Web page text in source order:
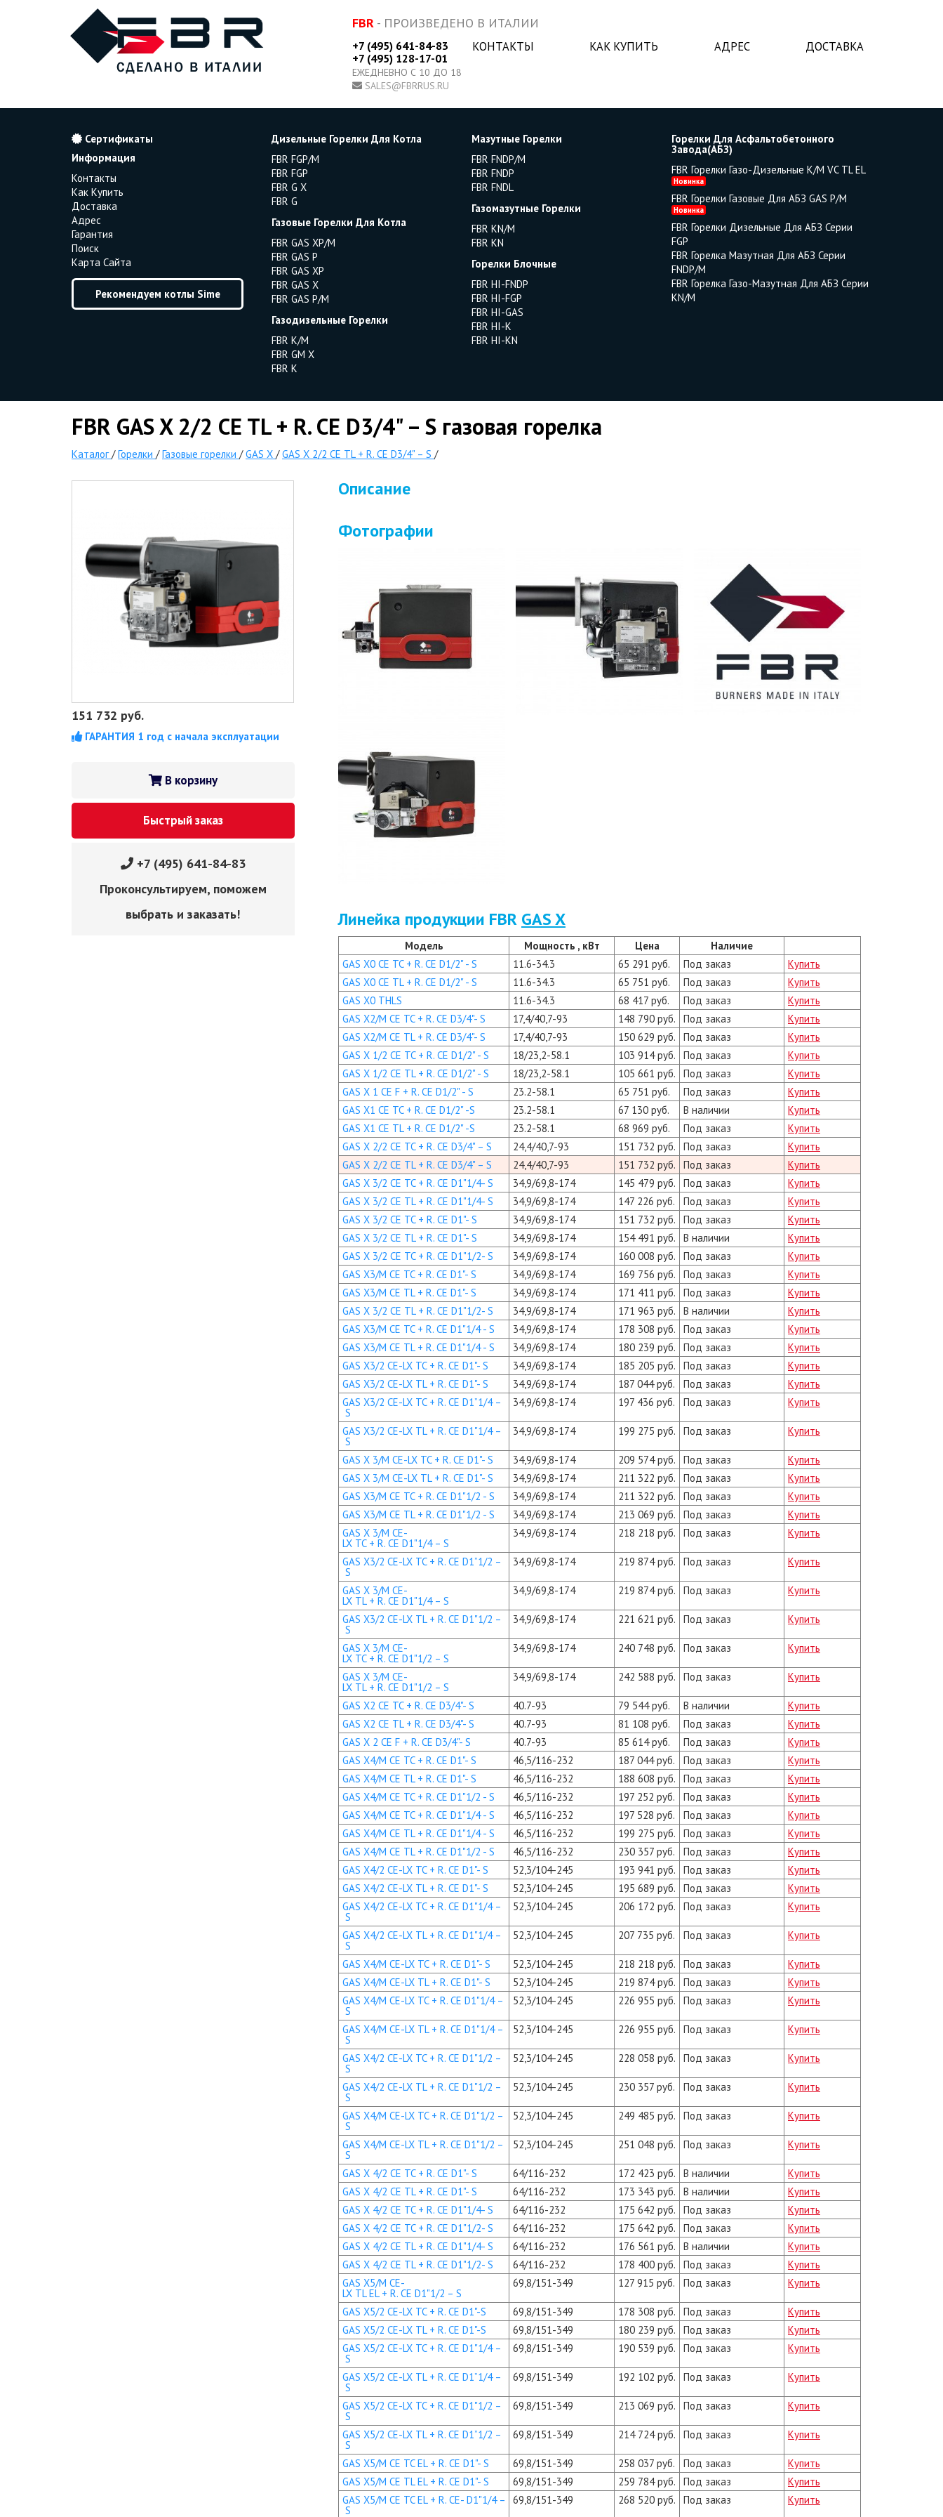
FBR- ПРОИЗВЕДЕНО В ИТАЛИИ
+7 (495) 641-84-83
+7 (495) 128-17-01
ЕЖЕДНЕВНО С 10 ДО 18
SALES@FBRRUS.RU
КОНТАКТЫ КАК КУПИТЬ АДРЕС ДОСТАВКА
Сертификаты
Информация
Контакты
Как Купить
Доставка
Адрес
Гарантия
Поиск
Карта Сайта
Рекомендуем котлы Sime
Дизельные Горелки Для Котла
FBR FGP/M
FBR FGP
FBR G X
FBR G
Газовые Горелки Для Котла
FBR GAS XP/M
FBR GAS P
FBR GAS XP
FBR GAS X
FBR GAS P/M
Газодизельные Горелки
FBR K/M
FBR GM X
FBR K
Мазутные Горелки
FBR FNDP/M
FBR FNDP
FBR FNDL
Газомазутные Горелки
FBR KN/M
FBR KN
Горелки Блочные
FBR HI-FNDP
FBR HI-FGP
FBR HI-GAS
FBR HI-K
FBR HI-KN
Горелки Для Асфальтобетонного
Завода(АБЗ)
FBR Горелки Газо-Дизельные K/M VC TL EL
Новинка
FBR Горелки Газовые Для АБЗ GAS P/M
Новинка
FBR Горелки Дизельные Для АБЗ Серии
FGP
FBR Горелка Мазутная Для АБЗ Серии
FNDP/M
FBR Горелка Газо-Мазутная Для АБЗ Серии
KN/M
FBR GAS X 2/2 CE TL + R. CE D3/4" – S газовая горелка
Каталог /Горелки /Газовые горелки /GAS X /GAS X 2/2 CE TL + R. CE D3/4" – S /
151 732 руб.
ГАРАНТИЯ 1 год с начала эксплуатации
В корзину
Быстрый заказ
+7 (495) 641-84-83
Проконсультируем, поможем
выбрать и заказать!
Описание
Фотографии
Линейка продукции FBR GAS X
Модель Мощность , кВт Цена
Наличие
GAS X0 CE TC + R. CE D1/2" - S
11.6-34.3 65 291 руб. Под заказ
Купить
GAS X0 CE TL + R. CE D1/2" - S
11.6-34.3 65 751 руб. Под заказ
Купить
GAS X0 THLS
11.6-34.3 68 417 руб. Под заказ
Купить
GAS X2/M CE TC + R. CE D3/4"- S
17,4/40,7-93 148 790 руб. Под заказ
Купить
GAS X2/M CE TL + R. CE D3/4"- S
17,4/40,7-93 150 629 руб. Под заказ
Купить
GAS X 1/2 CE TC + R. CE D1/2" - S
18/23,2-58.1 103 914 руб. Под заказ
Купить
GAS X 1/2 CE TL + R. CE D1/2" - S
18/23,2-58.1 105 661 руб. Под заказ
Купить
GAS X 1 CE F + R. CE D1/2" - S
23.2-58.1 65 751 руб. Под заказ
Купить
GAS X1 CE TC + R. CE D1/2" -S
23.2-58.1 67 130 руб. В наличии
Купить
GAS X1 CE TL + R. CE D1/2" -S
23.2-58.1 68 969 руб. Под заказ
Купить
GAS X 2/2 CE TC + R. CE D3/4" – S
24,4/40,7-93 151 732 руб. Под заказ
Купить
GAS X 2/2 CE TL + R. CE D3/4" – S
24,4/40,7-93 151 732 руб. Под заказ
Купить
GAS X 3/2 CE TC + R. CE D1"1/4- S
34,9/69,8-174 145 479 руб. Под заказ
Купить
GAS X 3/2 CE TL + R. CE D1"1/4- S
34,9/69,8-174 147 226 руб. Под заказ
Купить
GAS X 3/2 CE TC + R. CE D1"- S
34,9/69,8-174 151 732 руб. Под заказ
Купить
GAS X 3/2 CE TL + R. CE D1"- S
34,9/69,8-174 154 491 руб. В наличии
Купить
GAS X 3/2 CE TC + R. CE D1"1/2- S
34,9/69,8-174 160 008 руб. Под заказ
Купить
GAS X3/M CE TC + R. CE D1"- S
34,9/69,8-174 169 756 руб. Под заказ
Купить
GAS X3/M CE TL + R. CE D1"- S
34,9/69,8-174 171 411 руб. Под заказ
Купить
GAS X 3/2 CE TL + R. CE D1"1/2- S
34,9/69,8-174 171 963 руб. В наличии
Купить
GAS X3/M CE TC + R. CE D1"1/4 - S
34,9/69,8-174 178 308 руб. Под заказ
Купить
GAS X3/M CE TL + R. CE D1"1/4 - S
34,9/69,8-174 180 239 руб. Под заказ
Купить
GAS X3/2 CE-LX TC + R. CE D1"- S
34,9/69,8-174 185 205 руб. Под заказ
Купить
GAS X3/2 CE-LX TL + R. CE D1"- S
34,9/69,8-174 187 044 руб. Под заказ
Купить
GAS X3/2 CE-LX TC + R. CE D1”1/4 –
S
34,9/69,8-174 197 436 руб. Под заказ Купить
GAS X3/2 CE-LX TL + R. CE D1"1/4 –
S
34,9/69,8-174 199 275 руб. Под заказ Купить
GAS X 3/M CE-LX TC + R. CE D1"- S 34,9/69,8-174 209 574 руб. Под заказ
Купить
GAS X 3/M CE-LX TL + R. CE D1"- S
34,9/69,8-174 211 322 руб. Под заказ
Купить
GAS X3/M CE TC + R. CE D1"1/2 - S
34,9/69,8-174 211 322 руб. Под заказ
Купить
GAS X3/M CE TL + R. CE D1"1/2 - S
34,9/69,8-174 213 069 руб. Под заказ
Купить
GAS X 3/M CE-
LX TC + R. CE D1"1/4 – S
34,9/69,8-174 218 218 руб. Под заказ Купить
GAS X3/2 CE-LX TC + R. CE D1”1/2 –
S
34,9/69,8-174 219 874 руб. Под заказ Купить
GAS X 3/M CE-
LX TL + R. CE D1"1/4 – S
34,9/69,8-174 219 874 руб. Под заказ Купить
GAS X3/2 CE-LX TL + R. CE D1"1/2 –
S
34,9/69,8-174 221 621 руб. Под заказ Купить
GAS X 3/M CE-
LX TC + R. CE D1"1/2 – S
34,9/69,8-174 240 748 руб. Под заказ Купить
GAS X 3/M CE-
LX TL + R. CE D1"1/2 – S
34,9/69,8-174 242 588 руб. Под заказ Купить
GAS X2 CE TC + R. CE D3/4"- S 40.7-93 79 544 руб. В наличии
Купить
GAS X2 CE TL + R. CE D3/4"- S
40.7-93 81 108 руб. Под заказ
Купить
GAS X 2 CE F + R. CE D3/4"- S
40.7-93 85 614 руб. Под заказ
Купить
GAS X4/M CE TC + R. CE D1"- S
46,5/116-232 187 044 руб. Под заказ
Купить
GAS X4/M CE TL + R. CE D1"- S
46,5/116-232 188 608 руб. Под заказ
Купить
GAS X4/M CE TC + R. CE D1"1/2 - S
46,5/116-232 197 252 руб. Под заказ
Купить
GAS X4/M CE TC + R. CE D1"1/4 - S
46,5/116-232 197 528 руб. Под заказ
Купить
GAS X4/M CE TL + R. CE D1"1/4 - S
46,5/116-232 199 275 руб. Под заказ
Купить
GAS X4/M CE TL + R. CE D1"1/2 - S
46,5/116-232 230 357 руб. Под заказ
Купить
GAS X4/2 CE-LX TC + R. CE D1"- S
52,3/104-245 193 941 руб. Под заказ
Купить
GAS X4/2 CE-LX TL + R. CE D1"- S
52,3/104-245 195 689 руб. Под заказ
Купить
GAS X4/2 CE-LX TC + R. CE D1"1/4 –
S
52,3/104-245 206 172 руб. Под заказ Купить
GAS X4/2 CE-LX TL + R. CE D1"1/4 –
S
52,3/104-245 207 735 руб. Под заказ Купить
GAS X4/M CE-LX TC + R. CE D1"- S 52,3/104-245 218 218 руб. Под заказ
Купить
GAS X4/M CE-LX TL + R. CE D1"- S
52,3/104-245 219 874 руб. Под заказ
Купить
GAS X4/M CE-LX TC + R. CE D1"1/4 –
S
52,3/104-245 226 955 руб. Под заказ Купить
GAS X4/M CE-LX TL + R. CE D1"1/4 –
S
52,3/104-245 226 955 руб. Под заказ Купить
GAS X4/2 CE-LX TC + R. CE D1"1/2 –
S
52,3/104-245 228 058 руб. Под заказ Купить
GAS X4/2 CE-LX TL + R. CE D1"1/2 –
S
52,3/104-245 230 357 руб. Под заказ Купить
GAS X4/M CE-LX TC + R. CE D1"1/2 –
S
52,3/104-245 249 485 руб. Под заказ Купить
GAS X4/M CE-LX TL + R. CE D1"1/2 –
S
52,3/104-245 251 048 руб. Под заказ Купить
GAS X 4/2 CE TC + R. CE D1"- S 64/116-232 172 423 руб. В наличии
Купить
GAS X 4/2 CE TL + R. CE D1"- S
64/116-232 173 343 руб. В наличии
Купить
GAS X 4/2 CE TC + R. CE D1"1/4- S
64/116-232 175 642 руб. Под заказ
Купить
GAS X 4/2 CE TC + R. CE D1"1/2- S
64/116-232 175 642 руб. Под заказ
Купить
GAS X 4/2 CE TL + R. CE D1"1/4- S
64/116-232 176 561 руб. В наличии
Купить
GAS X 4/2 CE TL + R. CE D1"1/2- S
64/116-232 178 400 руб. Под заказ
Купить
GAS X5/M CE-
LX TL EL + R. CE D1"1/2 – S
69,8/151-349 127 915 руб. Под заказ Купить
GAS X5/2 CE-LX TC + R. CE D1"-S 69,8/151-349 178 308 руб. Под заказ
Купить
GAS X5/2 CE-LX TL + R. CE D1"-S
69,8/151-349 180 239 руб. Под заказ
Купить
GAS X5/2 CE-LX TC + R. CE D1"1/4 –
S
69,8/151-349 190 539 руб. Под заказ Купить
GAS X5/2 CE-LX TL + R. CE D1”1/4 –
S
69,8/151-349 192 102 руб. Под заказ Купить
GAS X5/2 CE-LX TC + R. CE D1"1/2 –
S
69,8/151-349 213 069 руб. Под заказ Купить
GAS X5/2 CE-LX TL + R. CE D1”1/2 –
S
69,8/151-349 214 724 руб. Под заказ Купить
GAS X5/M CE TC EL + R. CE D1"- S 69,8/151-349 258 037 руб. Под заказ
Купить
GAS X5/M CE TL EL + R. CE D1"- S
69,8/151-349 259 784 руб. Под заказ
Купить
GAS X5/M CE TC EL + R. CE- D1"1/4 –
S
69,8/151-349 268 520 руб. Под заказ Купить